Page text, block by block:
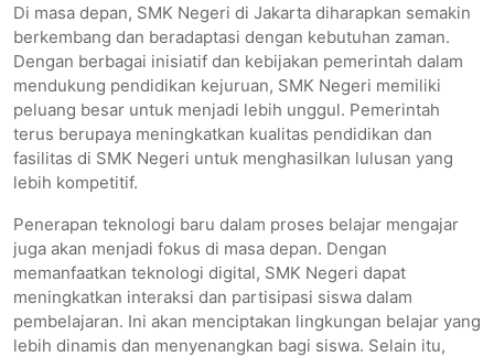
Di masa depan, SMK Negeri di Jakarta diharapkan semakin
berkembang dan beradaptasi dengan kebutuhan zaman.
Dengan berbagai inisiatif dan kebijakan pemerintah dalam
mendukung pendidikan kejuruan, SMK Negeri memiliki
peluang besar untuk menjadi lebih unggul. Pemerintah
terus berupaya meningkatkan kualitas pendidikan dan
fasilitas di SMK Negeri untuk menghasilkan lulusan yang
lebih kompetitif.
Penerapan teknologi baru dalam proses belajar mengajar
juga akan menjadi fokus di masa depan. Dengan
memanfaatkan teknologi digital, SMK Negeri dapat
meningkatkan interaksi dan partisipasi siswa dalam
pembelajaran. Ini akan menciptakan lingkungan belajar yang
lebih dinamis dan menyenangkan bagi siswa. Selain itu,